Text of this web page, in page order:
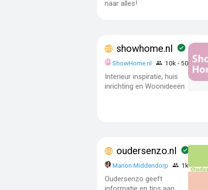
naar alles!
showhome.nl
ShowHome.nl 10k - 50k
Interieur inspiratie, huis
inrichting en Woonideeën
oudersenzo.nl
Marion Middendorp 1k - 10k
Oudersenzo geeft